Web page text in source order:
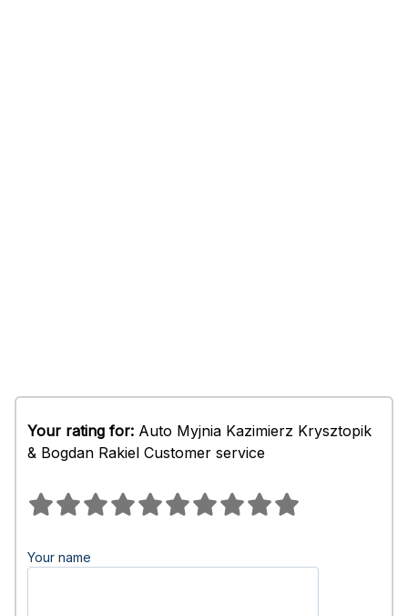
Your rating for: Auto Myjnia Kazimierz Krysztopik
& Bogdan Rakiel Customer service
Your name